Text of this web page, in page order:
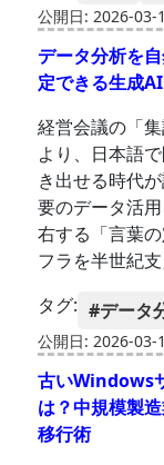
公開日: 2026-03-
データ分析を
定できる生成
経営会議の「
より、日本語
き出せる時代
要のデータ活
右する「言葉
フラを半世紀
タグ: #データ
公開日: 2026-03-
古いWindows
は？中規模製
移行術